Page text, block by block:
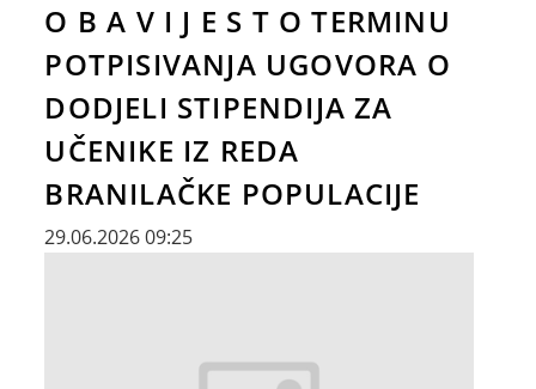
O B A V I J E S T O TERMINU
POTPISIVANJA UGOVORA O
DODJELI STIPENDIJA ZA
UČENIKE IZ REDA
BRANILAČKE POPULACIJE
29.06.2026 09:25
JAVNE NABAVKE
KONTAKT